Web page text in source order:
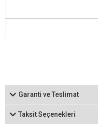
Garanti ve Teslimat
Taksit Seçenekleri